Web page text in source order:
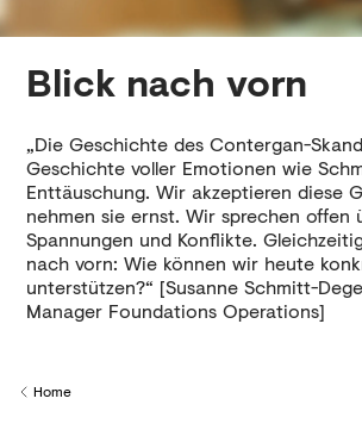
Blick nach vorn
„Die Geschichte des Contergan-
Geschichte voller Emotionen wie
Enttäuschung. Wir akzeptieren diese
nehmen sie ernst. Wir sprechen offen
Spannungen und Konflikte.
nach vorn: Wie können wir heute
unterstützen?“ [Susanne Schmitt-
Manager Foundations Operations]
Back to
Home